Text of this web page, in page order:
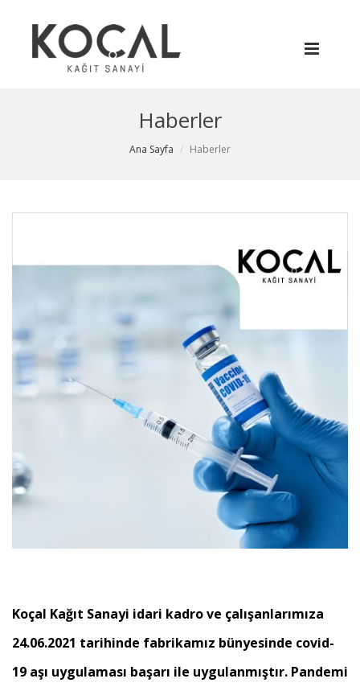
Haberler
Ana Sayfa Haberler
Koçal Kağıt Sanayi idari kadro ve çalışanlarımıza
24.06.2021 tarihinde fabrikamız bünyesinde covid-
19 aşı uygulaması başarı ile uygulanmıştır. Pandemi